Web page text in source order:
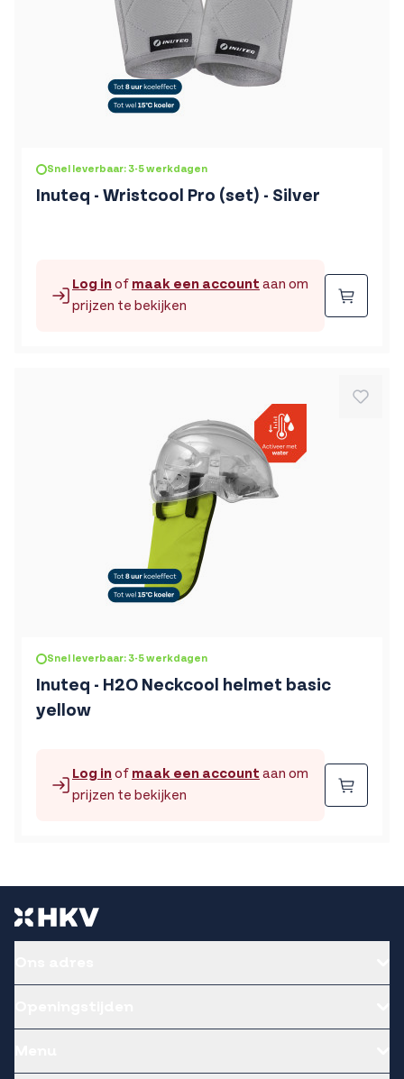
Snel leverbaar: 3-5 werkdagen
Inuteq - Wristcool Pro (set) - Silver
Log inof maak een account aan om
prijzen te bekijken
Snel leverbaar: 3-5 werkdagen
Inuteq - H2O Neckcool helmet basic
yellow
Log inof maak een account aan om
prijzen te bekijken